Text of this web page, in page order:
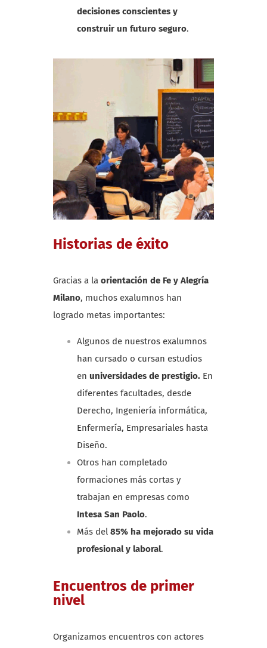
decisiones conscientes y
construir un futuro seguro.
Historias de éxito
Gracias a la orientación de Fe y Alegría
Milano, muchos exalumnos han
logrado metas importantes:
Algunos de nuestros exalumnos
han cursado o cursan estudios
en universidades de prestigio. En
diferentes facultades, desde
Derecho, Ingeniería informática,
Enfermería, Empresariales hasta
Diseño.
Otros han completado
formaciones más cortas y
trabajan en empresas como
Intesa San Paolo.
Más del 85% ha mejorado su vida
profesional y laboral.
Encuentros de primer
nivel
Organizamos encuentros con actores